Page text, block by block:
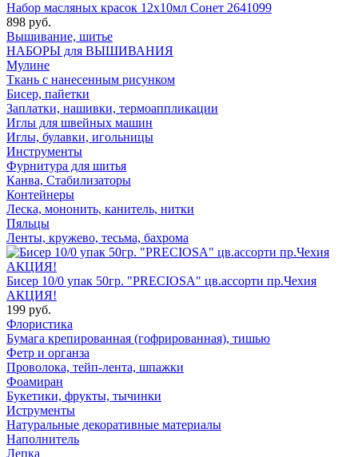
Набор масляных красок 12х10мл Сонет 2641099
898 руб.
Вышивание, шитье
НАБОРЫ для ВЫШИВАНИЯ
Мулине
Ткань с нанесенным рисунком
Бисер, пайетки
Заплатки, нашивки, термоаппликации
Иглы для швейных машин
Иглы, булавки, игольницы
Инструменты
Фурнитура для шитья
Канва, Стабилизаторы
Контейнеры
Леска, мононить, канитель, нитки
Пяльцы
Ленты, кружево, тесьма, бахрома
Бисер 10/0 упак 50гр. "PRECIOSA" цв.ассорти пр.Чехия
АКЦИЯ!
199 руб.
Флористика
Бумага крепированная (гофрированная), тишью
Фетр и органза
Проволока, тейп-лента, шпажки
Фоамиран
Букетики, фрукты, тычинки
Иструменты
Натуральные декоративные материалы
Наполнитель
Лепка